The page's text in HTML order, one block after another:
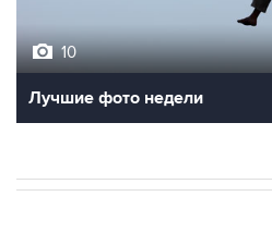
10
Лучшие фото недели